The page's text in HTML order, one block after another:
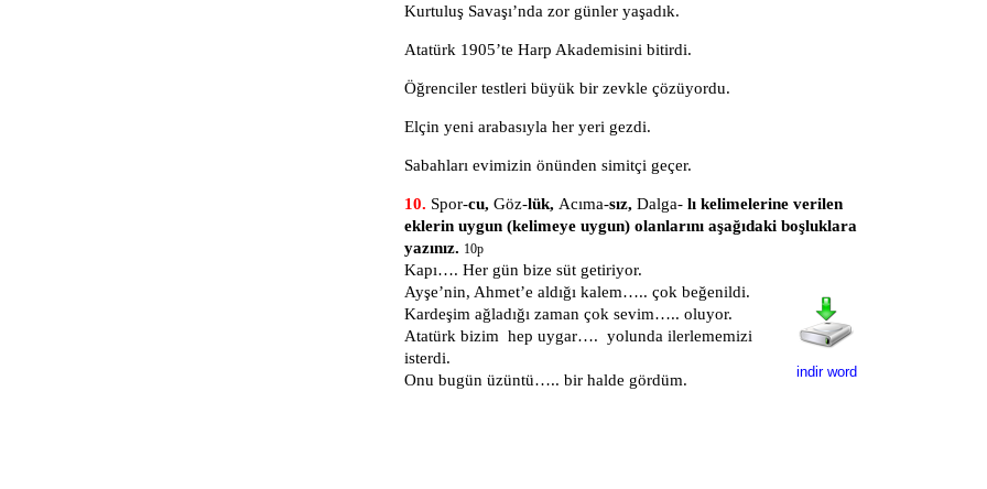
Kurtuluş Savaşı’nda zor günler yaşadık.
Atatürk 1905’te Harp Akademisini bitirdi.
Öğrenciler testleri büyük bir zevkle çözüyordu.
Elçin yeni arabasıyla her yeri gezdi.
Sabahları evimizin önünden simitçi geçer.
10. Spor-cu, Göz-lük, Acıma-sız, Dalga- lı kelimelerine verilen
eklerin uygun (kelimeye uygun) olanlarını aşağıdaki boşluklara
yazınız. 10p
Kapı…. Her gün bize süt getiriyor.
indir word
Ayşe’nin, Ahmet’e aldığı kalem….. çok beğenildi.
Kardeşim ağladığı zaman çok sevim….. oluyor.
Atatürk bizim hep uygar…. yolunda ilerlememizi
isterdi.
Onu bugün üzüntü….. bir halde gördüm.